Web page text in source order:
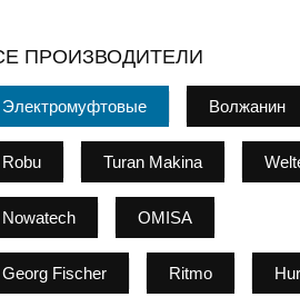
ПРОИЗВОДИТЕЛИ
Электромуфтовые Волжанин
Robu Turan Makina
Nowatech OMISA
Georg Fischer Ritmo